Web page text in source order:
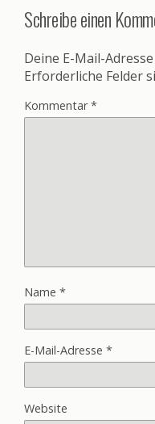
Schreibe einen
Deine E-Mail-
Erforderliche Felder
Kommentar*
Name *
E-Mail-Adresse *
Website